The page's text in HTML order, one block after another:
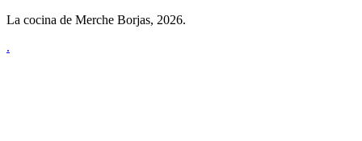
La cocina de Merche Borjas, 2026.
.